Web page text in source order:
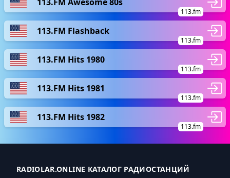
113.fm
113.FM Flashback
113.fm
113.FM Hits 1980
113.fm
113.FM Hits 1981
113.fm
113.FM Hits 1982
113.fm
RADIOLAR.ONLINE КАТАЛОГ РАДИОСТАНЦИЙ